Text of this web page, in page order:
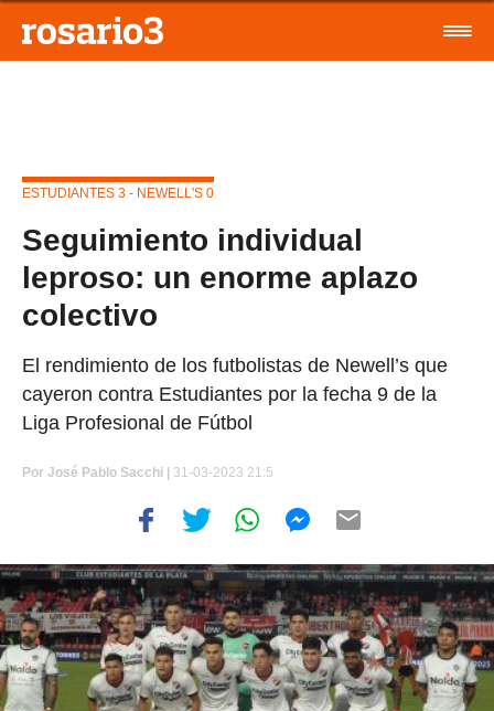
ESTUDIANTES 3 - NEWELL'S 0
Seguimiento individual
leproso: un enorme aplazo
colectivo
El rendimiento de los futbolistas de Newell’s que
cayeron contra Estudiantes por la fecha 9 de la
Liga Profesional de Fútbol
Por José Pablo Sacchi 31-03-2023 21:5